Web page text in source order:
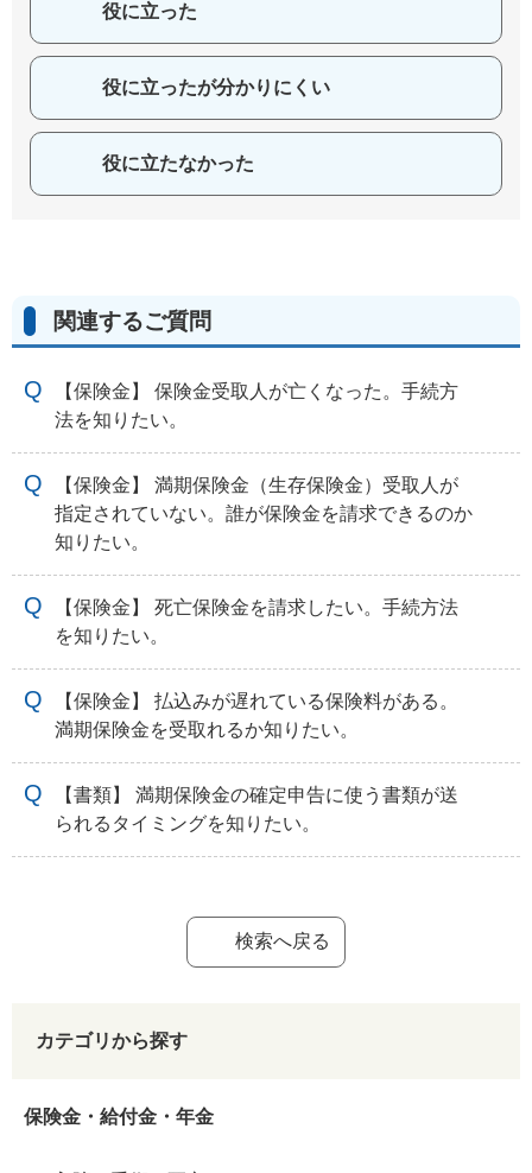
役に立った
役に立ったが分かりにくい
役に立たなかった
関連するご質問
【保険金】 保険金受取人が亡くなった。手続方
法を知りたい。
【保険金】 満期保険金（生存保険金）受取人が
指定されていない。誰が保険金を請求できるのか
知りたい。
【保険金】 死亡保険金を請求したい。手続方法
を知りたい。
【保険金】 払込みが遅れている保険料がある。
満期保険金を受取れるか知りたい。
【書類】 満期保険金の確定申告に使う書類が送
られるタイミングを知りたい。
検索へ戻る
カテゴリから探す
保険金・給付金・年金